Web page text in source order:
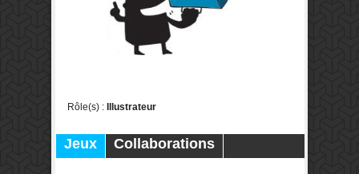
Rôle(s) : Illustrateur
Jeux
Collaborations